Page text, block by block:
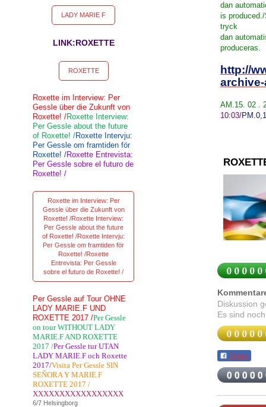
dan
is produced./
tryck
dan
produceras.
http://
AM.15. 02 .
10:03/PM.
Diskussion
Es sind
Teilen
LADY MARIE F
LINK:ROXETTE
ROXETTE
Roxette im Interview: Per
Gessle über die Zukunft von
Roxette! /Roxette Interview:
Per Gessle about the future
of Roxette! /Roxette Intervju:
Per Gessle om framtiden för
Roxette! /Roxette Entrevista:
Per Gessle sobre el futuro de
Roxette! /
Roxette im Interview: Per
Gessle über die Zukunft von
Roxette! /Roxette Interview:
Per Gessle about the future
of Roxette! /Roxette Intervju:
Per Gessle om framtiden för
Roxette! /Roxette
Entrevista: Per Gessle
sobre el futuro de Roxette! /
Per Gessle auf Tour OHNE
LADY MARIE.F UND
ROXETTE 2017 /Per Gessle
on tour WITHOUT LADY
MARIE.F AND ROXETTE
2017 /Per Gessle tur UTAN
LADY MARIE.F och Roxette
2017/Visita Per Gessle SIN
SEÑORA Y MARIE.F
ROXETTE 2017 /
XXXXXXXXXXXXXXXXX
6/7 Helsingborg